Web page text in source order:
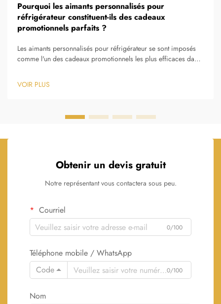
Pourquoi les aimants personnalisés pour
réfrigérateur constituent-ils des cadeaux
promotionnels parfaits ?
Les aimants personnalisés pour réfrigérateur se sont imposés
comme l'un des cadeaux promotionnels les plus efficaces dans
sans égale de praticité, de visibilité et d'abordabilité.
Contrairement aux articles promotionnels traditionnels, qui sont
VOIR PLUS
Obtenir un devis gratuit
Notre représentant vous contactera sous peu.
Courriel
0/100
Téléphone mobile / WhatsApp
Code
0/100
Nom